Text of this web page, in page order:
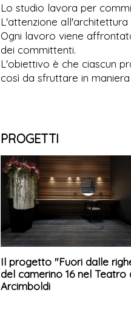
Lo studio lavora per
L'attenzione
Ogni lavoro viene
dei committenti.
L'obiettivo è che ciascun
così da sfruttare in
PROGETTI
Il progetto "Fuori dalle
del camerino 16 nel Teatro
Arcimboldi